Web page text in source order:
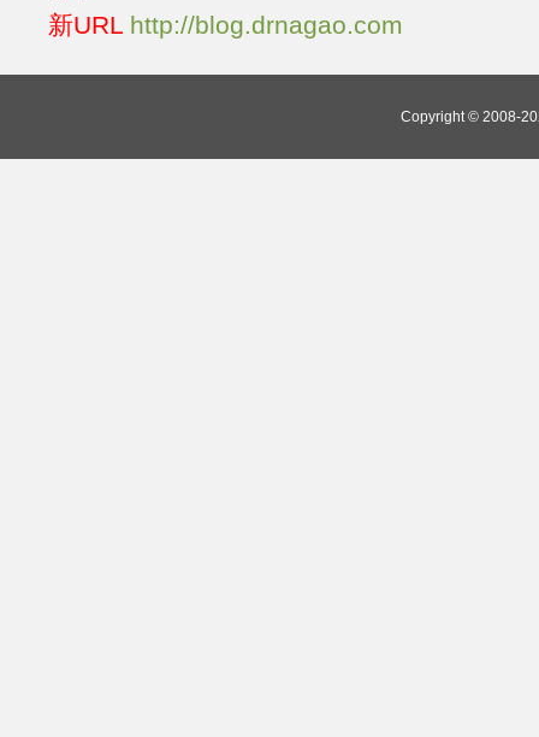
新URL http://blog.drnagao.com
Copyright © 2008-